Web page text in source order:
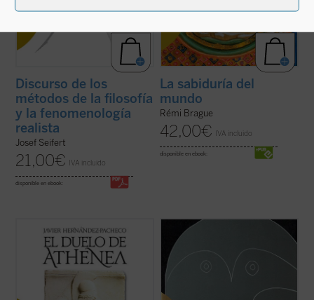
Discurso de los
métodos de la filosofía
y la fenomenología
realista
Josef Seifert
21,00€ IVA incluido
disponible en ebook:
La sabiduría del
mundo
Rémi Brague
42,00€ IVA incluido
disponible en ebook:
El pacifismo se ha convertido en un
postulado de nuestra autoconciencia
moral. Con grave daño para esa
autoconciencia, pues en la indiferencia
frente a toda agresión ese pacifismo
socava las bases comunitarias sobre las
que se asienta la libertad ...
Edición bilingüe.
«Boecio roza en esta obra, como
corresponde a un introductor y a un lógico,
un profundo problema metafísico como es
si las clasificaciones que hacemos para
con una partición ...